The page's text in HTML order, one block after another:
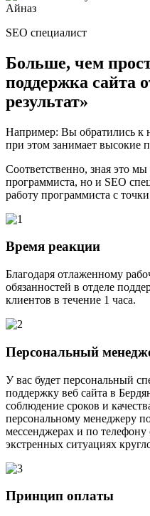
Айназ
SEO специалист
Больше, чем
поддержка сайта
результат»
Например: Вы обратились к
при этом занимает высокие
Соответственно, зная это
программиста, но и SEO
работу программиста с
Время реакции
Благодаря отлаженному
обязанностей в отделе
клиентов в течение 1 часа.
Персональный
У вас будет персональный
поддержку веб сайта в
соблюдение сроков и
персональному менеджеру
мессенджерах и по
экстренных ситуациях
Принцип оплаты